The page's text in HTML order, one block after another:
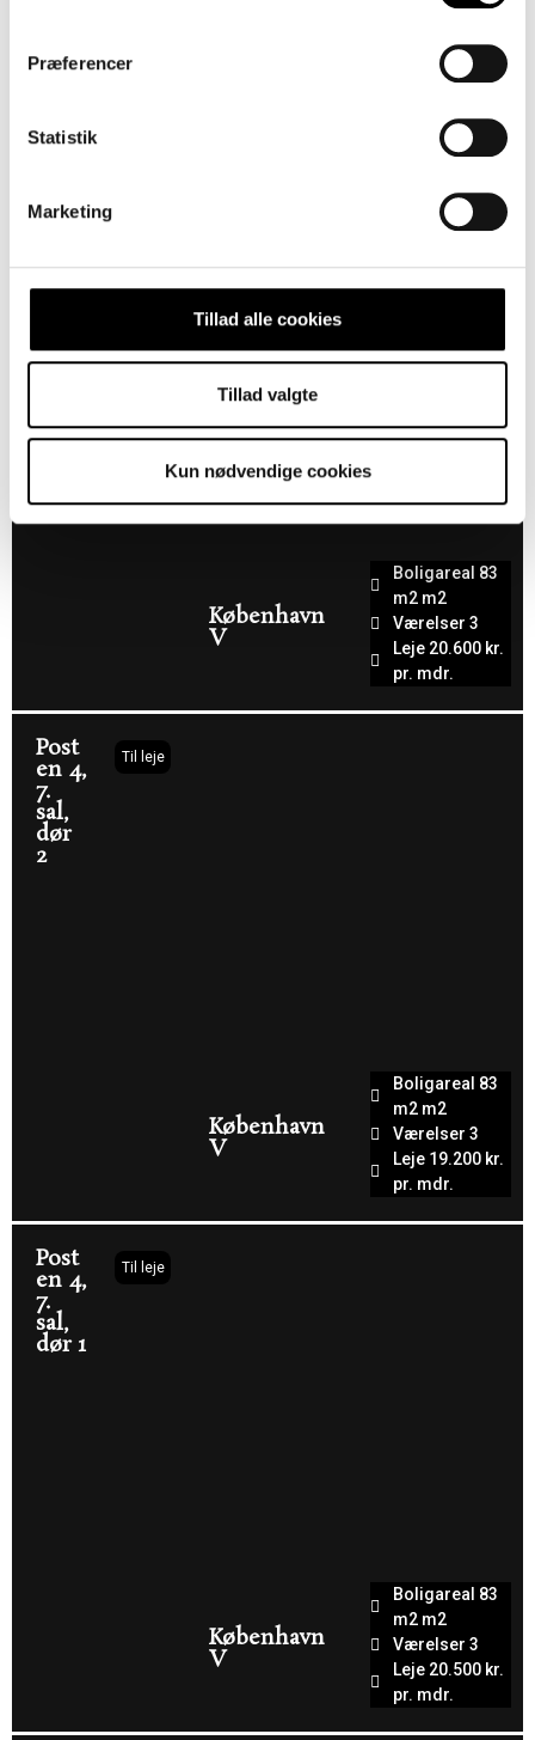
Præferencer
Statistik
Marketing
Tillad alle cookies
Tillad valgte
Kun nødvendige cookies
Boligareal 179
Leje 47.000 kr.
pr. mdr.
en 4,
8.
Boligareal 83
m2 m2
Værelser 3
Leje 20.600 kr.
pr. mdr.
Post
en 4,
7.
sal,
dør
2
Til leje
København
V
Boligareal 83
m2 m2
Værelser 3
Leje 19.200 kr.
pr. mdr.
Post
en 4,
7.
sal,
dør 1
Til leje
København
V
Boligareal 83
m2 m2
Værelser 3
Leje 20.500 kr.
pr. mdr.
København
V